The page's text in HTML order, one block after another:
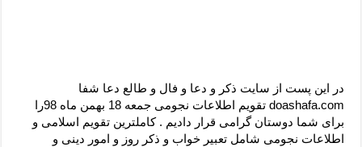
در این پست از سایت ذکر و دعا و فال و طالع دعا شفا
doashafa.com تقویم اطلاعات نجومی جمعه 18 بهمن ماه 98را
برای شما دوستان گرامی قرار دادیم . کاملترین تقویم اسلامی و
اطلاعات نجومی شامل تعبیر خواب و ذکر روز و امور دینی و